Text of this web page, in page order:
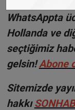
WhatsAppta
Hollanda ve
seçtiğimiz
gelsin!Abone
Sitemizde
hakkı